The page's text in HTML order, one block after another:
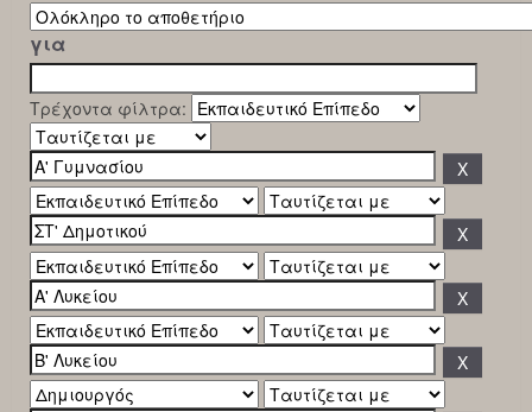
για
Τρέχοντα φίλτρα: